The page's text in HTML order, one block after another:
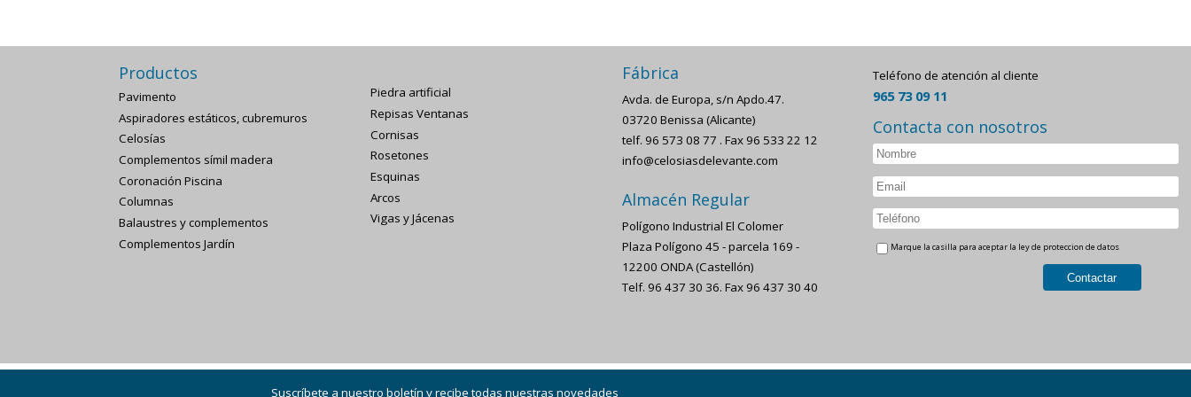
Productos
Pavimento
Aspiradores estáticos, cubremuros
Celosías
Complementos símil madera
Coronación Piscina
Columnas
Balaustres y complementos
Complementos Jardín
Piedra artificial
Repisas Ventanas
Cornisas
Rosetones
Esquinas
Arcos
Vigas y Jácenas
Fábrica
Avda. de Europa, s/n Apdo.47.
03720 Benissa (Alicante)
telf. 96 573 08 77 . Fax 96 533 22 12
info@celosiasdelevante.com
Almacén Regular
Polígono Industrial El Colomer
Plaza Polígono 45 - parcela 169 -
12200 ONDA (Castellón)
Telf. 96 437 30 36. Fax 96 437 30 40
Teléfono de atención al cliente
965 73 09 11
Contacta con nosotros
Marque la casilla para aceptar la ley de proteccion de datos
Suscríbete a nuestro boletín y recibe todas nuestras novedades